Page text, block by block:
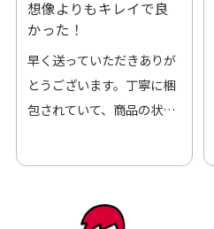
想像よりもキレイで良
かった！
早く送っていただきありが
とうございます。丁寧に梱
包されていて、商品の状態